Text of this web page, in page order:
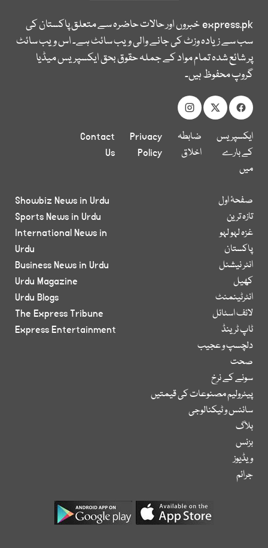
express.pkخبروں اور حالات حاضرہ سے متعلق پاکستان کی
سب سے زیادہ وزٹ کی جانے والی ویب سائٹ ہے۔ اس ویب سائٹ
پر شائع شدہ تمام مواد کے جملہ حقوق بحق ایکسپریس میڈیا
گروپ محفوظ ہیں۔
ایکسپریس
کے بارے
میں
ضابطہ
اخلاق
Privacy
Policy
Contact
Us
صفحۂ اول
تازہ ترین
غزہ لہو لہو
پاکستان
انٹر نیشنل
کھیل
انٹرٹینمنٹ
لائف اسٹائل
ٹاپ ٹرینڈ
دلچسپ و عجیب
صحت
سونے کے نرخ
پیٹرولیم مصنوعات کی قیمتیں
سائنس و ٹیکنالوجی
بلاگ
بزنس
ویڈیوز
جرائم
Showbiz News in Urdu
Sports News in Urdu
International News in
Urdu
Business News in Urdu
Urdu Magazine
Urdu Blogs
The Express Tribune
Express Entertainment